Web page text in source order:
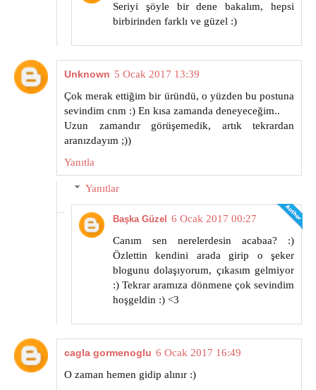
Seriyi şöyle bir dene bakalım, hepsi
birbirinden farklı ve güzel :)
Unknown 5 Ocak 2017 13:39
Çok merak ettiğim bir üründü, o yüzden bu postuna
sevindim cnm :) En kısa zamanda deneyeceğim..
Uzun zamandır görüşemedik, artık tekrardan
aranızdayım ;))
Yanıtla
Yanıtlar
Başka Güzel
6 Ocak 2017 00:27
Canım sen nerelerdesin acabaa? :)
Özlettin kendini arada girip o şeker
blogunu dolaşıyorum, çıkasım gelmiyor
:) Tekrar aramıza dönmene çok sevindim
hoşgeldin :) <3
cagla gormenoglu 6 Ocak 2017 16:49
O zaman hemen gidip alınır :)